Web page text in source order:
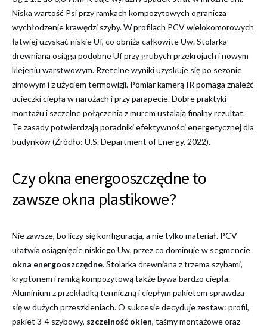
Niska wartość Psi przy ramkach kompozytowych ogranicza
wychłodzenie krawędzi szyby. W profilach PCV wielokomorowych
łatwiej uzyskać niskie Uf, co obniża całkowite Uw. Stolarka
drewniana osiąga podobne Uf przy grubych przekrojach i nowym
klejeniu warstwowym. Rzetelne wyniki uzyskuje się po sezonie
zimowym i z użyciem termowizji. Pomiar kamerą IR pomaga znaleźć
ucieczki ciepła w narożach i przy parapecie. Dobre praktyki
montażu i szczelne połączenia z murem ustalają finalny rezultat.
Te zasady potwierdzają poradniki efektywności energetycznej dla
budynków (Źródło: U.S. Department of Energy, 2022).
Czy okna energooszczędne to
zawsze okna plastikowe?
Nie zawsze, bo liczy się konfiguracja, a nie tylko materiał. PCV
ułatwia osiągnięcie niskiego Uw, przez co dominuje w segmencie
okna energooszczędne. Stolarka drewniana z trzema szybami,
kryptonem i ramką kompozytową także bywa bardzo ciepła.
Aluminium z przekładką termiczną i ciepłym pakietem sprawdza
się w dużych przeszkleniach. O sukcesie decyduje zestaw: profil,
pakiet 3-4 szybowy, szczelność okien, taśmy montażowe oraz